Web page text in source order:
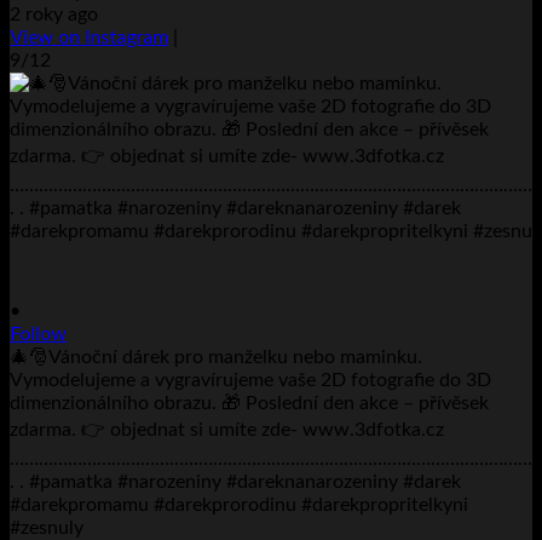
2 roky ago
View on Instagram
9/12
•
Follow
🎄🎅Vánoční dárek pro manželku nebo maminku.
Vymodelujeme a vygravírujeme vaše 2D fotografie do 3D
dimenzionálního obrazu. 🎁 Poslední den akce – přívěsek
zdarma. 👉 objednat si umíte zde- www.3dfotka.cz
. . #pamatka #narozeniny #dareknanarozeniny #darek
#darekpromamu #darekprorodinu #darekpropritelkyni
#zesnuly